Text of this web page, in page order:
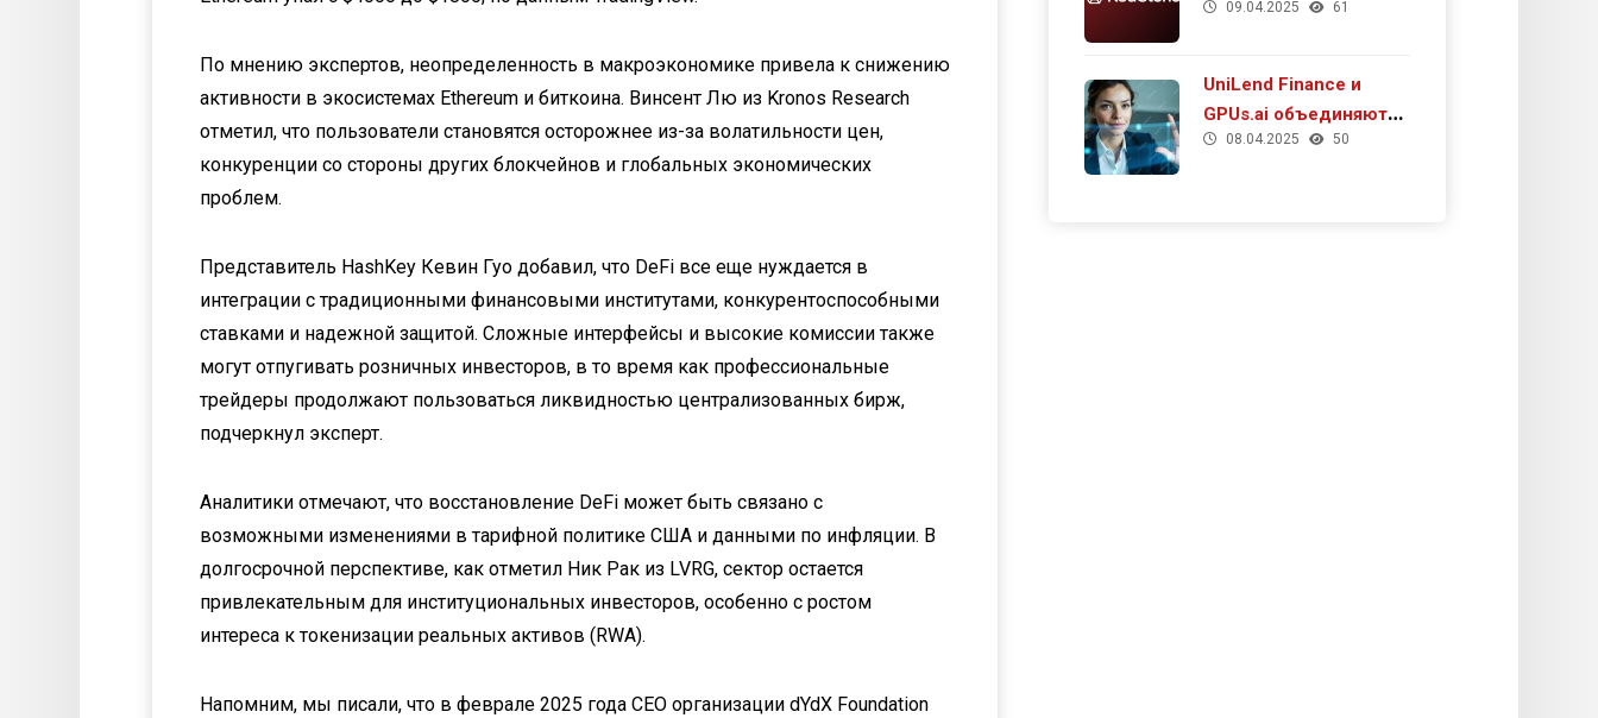
По мнению экспертов, неопределенность в макроэкономике привела к снижению
активности в экосистемах Ethereum и биткоина. Винсент Лю из Kronos Research
отметил, что пользователи становятся осторожнее из-за волатильности цен,
конкуренции со стороны других блокчейнов и глобальных экономических
проблем.
Представитель HashKey Кевин Гуо добавил, что DeFi все еще нуждается в
интеграции с традиционными финансовыми институтами, конкурентоспособными
ставками и надежной защитой. Сложные интерфейсы и высокие комиссии также
могут отпугивать розничных инвесторов, в то время как профессиональные
трейдеры продолжают пользоваться ликвидностью централизованных бирж,
подчеркнул эксперт.
Аналитики отмечают, что восстановление DeFi может быть связано с
возможными изменениями в тарифной политике США и данными по инфляции. В
долгосрочной перспективе, как отметил Ник Рак из LVRG, сектор остается
привлекательным для институциональных инвесторов, особенно с ростом
интереса к токенизации реальных активов (RWA).
Напомним, мы писали, что в феврале 2025 года CEO организации dYdX Foundation
тестнете MegaETH
09.04.2025 61
UniLend Finance и
GPUs.ai объединяют
усилия для развития
08.04.2025 50